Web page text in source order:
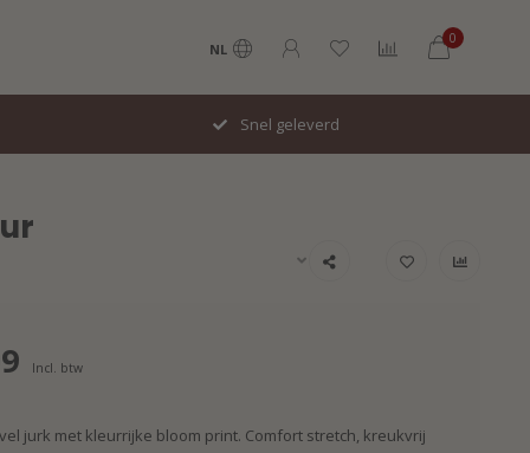
NL
0
Snel geleverd
Incl. btw
jurk met kleurrijke bloom print. Comfort stretch, kreukvrij